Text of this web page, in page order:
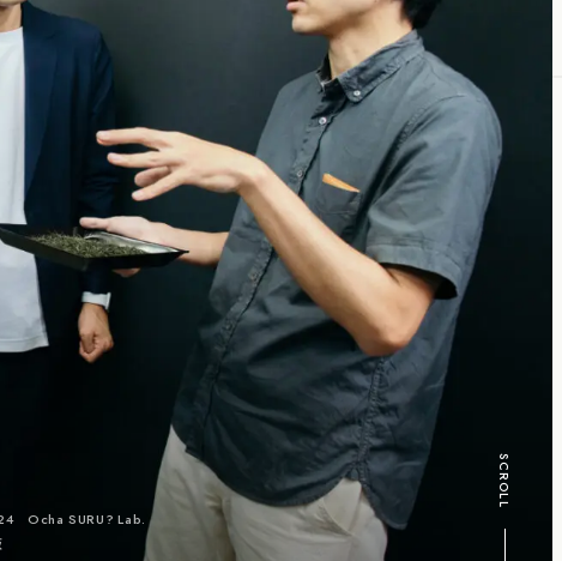
INSPIRE ファーストプレイスで、お茶を COLUMN
BY CHAGOCORO
発酵茶 ほうじ茶
ィー 釜炒り茶 番茶 台湾茶 抹茶 ハーブティー
玉露 茎茶 碾茶 中国茶 粉茶 白茶 烏龍茶
ー かぶせ茶 ダージリン
埼玉 大阪 静岡 東京 滋賀 北海道
栃木 熊本 島根 福岡
鹿児島 京都 山梨 石川
Ocha SURU? Lab.
SCROLL